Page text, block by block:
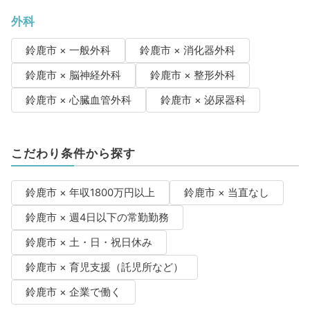
外科
鈴鹿市 × 一般外科
鈴鹿市 × 消化器外科
鈴鹿市 × 脳神経外科
鈴鹿市 × 整形外科
鈴鹿市 × 心臓血管外科
鈴鹿市 × 泌尿器科
こだわり条件から探す
鈴鹿市 × 年収1800万円以上
鈴鹿市 × 当直なし
鈴鹿市 × 週4日以下の常勤勤務
鈴鹿市 × 土・日・祝日休み
鈴鹿市 × 育児支援（託児所など）
鈴鹿市 × 企業で働く